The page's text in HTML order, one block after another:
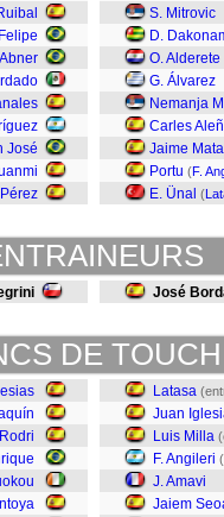
Abner
José
S. Mitrovic
D.
O. Alderete
G. Álvarez
Nemanja
Carles
Jaime Mata
Portu (F.
E. Ünal (
José
DE
Rodri
Latasa
Juan
Luis Milla
F. Angileri
J. Amavi
Jaiem